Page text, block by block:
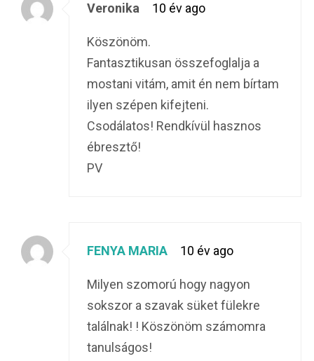
Veronika 10 év ago
Köszönöm.
Fantasztikusan összefoglalja a
mostani vitám, amit én nem bírtam
ilyen szépen kifejteni.
Csodálatos! Rendkívül hasznos
ébresztő!
PV
FENYA MARIA 10 év ago
Milyen szomorú hogy nagyon
sokszor a szavak süket fülekre
találnak! ! Köszönöm számomra
tanulságos!